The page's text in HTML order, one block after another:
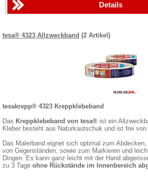
Details
tesa® 4323 Allzweckband (2 Artikel)
tesakrepp® 4323 Kreppklebeband
Das Kreppklebeband von tesa® ist ein
Kleber besteht aus Naturkautschuk und ist frei
Das Malerband eignet sich optimal zum
von Gegenständen, sowie zum Markieren und
Dingen. Es kann ganz leicht mit der Hand
zu 3 Tage ohne Rückstände im Innenbereich